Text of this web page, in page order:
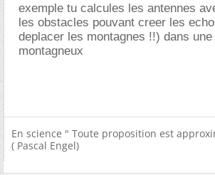
exemple tu calcules les antennes
les obstacles pouvant creer les
deplacer les montagnes !!) dans
montagneux
En science " Toute proposition est
( Pascal Engel)